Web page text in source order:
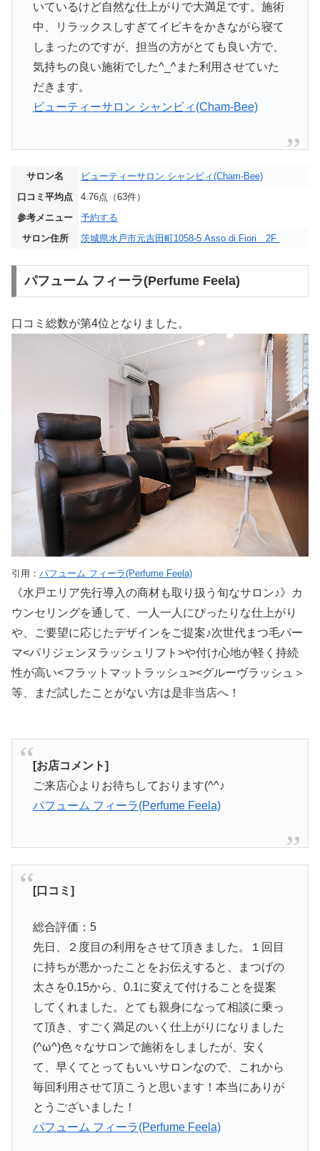
いているけど自然な仕上がりで大満足です。施術
中、リラックスしすぎてイビキをかきながら寝て
しまったのですが、担当の方がとても良い方で、
気持ちの良い施術でした^_^また利用させていた
だきます。
ビューティーサロン シャンビィ(Cham-Bee)
サロン名
ビューティーサロン シャンビィ(Cham-Bee)
口コミ平均点
4.76点（63件）
参考メニュー
予約する
サロン住所
茨城県水戸市元吉田町1058-5 Asso di Fiori 2F
パフューム フィーラ(Perfume Feela)
口コミ総数が第4位となりました。
引用： パフューム フィーラ(Perfume Feela)
《水戸エリア先行導入の商材も取り扱う旬なサロン♪》カ
ウンセリングを通して、一人一人にぴったりな仕上がり
や、ご要望に応じたデザインをご提案♪次世代まつ毛パー
マ<パリジェンヌラッシュリフト>や付け心地が軽く持続
性が高い<フラットマットラッシュ><グルーヴラッシュ＞
等、まだ試したことがない方は是非当店へ！
[お店コメント]
ご来店心よりお待ちしております(^^♪
パフューム フィーラ(Perfume Feela)
[口コミ]
総合評価：5
先日、２度目の利用をさせて頂きました。１回目
に持ちが悪かったことをお伝えすると、まつげの
太さを0.15から、0.1に変えて付けることを提案
してくれました。とても親身になって相談に乗っ
て頂き、すごく満足のいく仕上がりになりました
(^ω^)色々なサロンで施術をしましたが、安く
て、早くてとってもいいサロンなので、これから
毎回利用させて頂こうと思います！本当にありが
とうございました！
パフューム フィーラ(Perfume Feela)